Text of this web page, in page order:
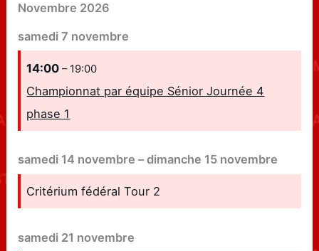
Novembre 2026
samedi 7 novembre
14:00– 19:00
Championnat par équipe Sénior Journée 4
phase 1
samedi 14 novembre –dimanche 15 novembre
Critérium fédéral Tour 2
samedi 21 novembre